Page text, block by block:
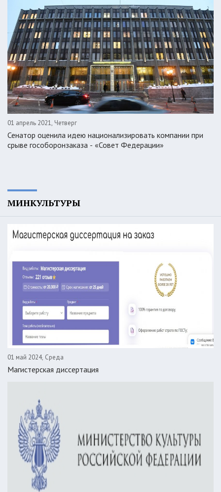
01 апрель 2021, Четверг
Сенатор оценила идею национализировать компании при
срыве гособоронзаказа - «Совет Федерации»
МИНКУЛЬТУРЫ
01 май 2024, Среда
Магистерская диссертация